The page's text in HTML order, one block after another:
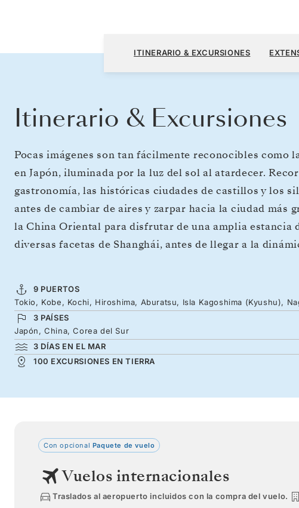
Tokio a Incheon (Seúl)ITINERARIO & EXCURSIONES
Itinerario & Excursiones
Pocas imágenes son tan fácilmente reconocibles
en Japón, iluminada por la luz del sol al atardecer.
gastronomía, las históricas ciudades de castillos y los
antes de cambiar de aires y zarpar hacia la ciudad más
la China Oriental para disfrutar de una amplia estancia
diversas facetas de Shanghái, antes de llegar a la
9 PUERTOS
Tokio, Kobe, Kochi, Hiroshima, Aburatsu, Isla Kagoshima (Kyushu),
3 PAÍSES
Japón, China, Corea del Sur
3 DÍAS EN EL MAR
100 EXCURSIONES EN TIERRA
Con opcional Paquete de vuelo
Vuelos internacionales
Traslados al aeropuerto incluidos con la compra del vuelo.